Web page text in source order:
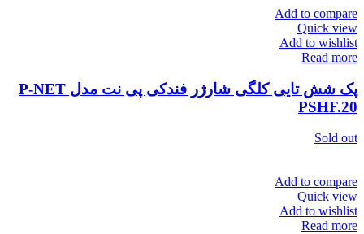
Add to compare
Quick view
Add to wishlist
Read more
پک شش تایی کلگی شارژر فندکی پی نت مدل P-NET
PSHF.20
Sold out
Add to compare
Quick view
Add to wishlist
Read more